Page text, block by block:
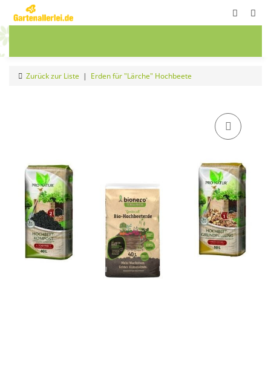
Zurück zur Liste Erden für "Lärche" Hochbeete